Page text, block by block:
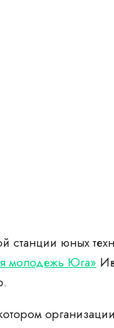
станции юных
молодежь Юга»